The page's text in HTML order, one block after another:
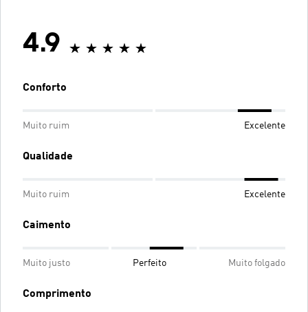
4.9
Conforto
Muito ruim Excelente
Qualidade
Muito ruim Excelente
Caimento
Muito justo Perfeito Muito folgado
Comprimento